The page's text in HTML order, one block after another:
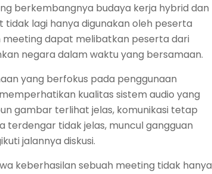
berkembangnya budaya kerja hybrid dan
tidak lagi hanya digunakan oleh peserta
meeting dapat melibatkan peserta dari
negara dalam waktu yang bersamaan.
yang berfokus pada penggunaan
kualitas sistem audio yang
gambar terlihat jelas, komunikasi tetap
terdengar tidak jelas, muncul gangguan
jalannya diskusi.
keberhasilan sebuah meeting tidak hanya